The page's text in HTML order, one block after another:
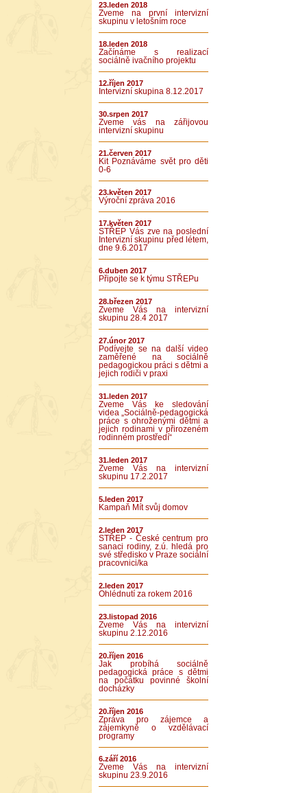
23.leden 2018
Zveme na první intervizní
skupinu v letošním roce
18.leden 2018
Začínáme s realizací
sociálně ivačního projektu
12.říjen 2017
Intervizní skupina 8.12.2017
30.srpen 2017
Zveme vás na zářijovou
intervizní skupinu
21.červen 2017
Kit Poznáváme svět pro děti
0-6
23.květen 2017
Výroční zpráva 2016
17.květen 2017
STŘEP Vás zve na poslední
Intervizní skupinu před létem,
dne 9.6.2017
6.duben 2017
Připojte se k týmu STŘEPu
28.březen 2017
Zveme Vás na intervizní
skupinu 28.4 2017
27.únor 2017
Podívejte se na další video
zaměřené na sociálně
pedagogickou práci s dětmi a
jejich rodiči v praxi
31.leden 2017
Zveme Vás ke sledování
videa „Sociálně-pedagogická
práce s ohroženými dětmi a
jejich rodinami v přirozeném
rodinném prostředí“
31.leden 2017
Zveme Vás na intervizní
skupinu 17.2.2017
5.leden 2017
Kampaň Mít svůj domov
2.leden 2017
STŘEP - České centrum pro
sanaci rodiny, z.ú. hledá pro
své středisko v Praze sociální
pracovnici/ka
2.leden 2017
Ohlédnutí za rokem 2016
23.listopad 2016
Zveme Vás na intervizní
skupinu 2.12.2016
20.říjen 2016
Jak probíhá sociálně
pedagogická práce s dětmi
na počátku povinné školní
docházky
20.říjen 2016
Zpráva pro zájemce a
zájemkyně o vzdělávací
programy
6.září 2016
Zveme Vás na intervizní
skupinu 23.9.2016